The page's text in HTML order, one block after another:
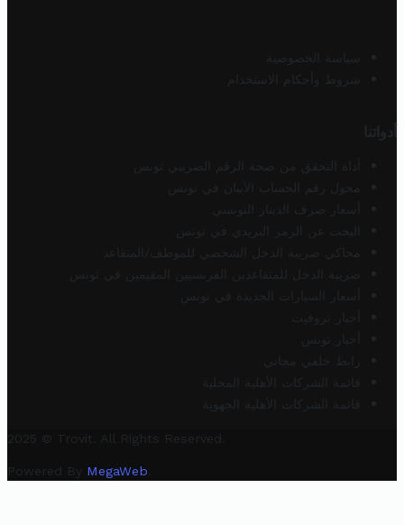
سياسة الخصوصية
شروط وأحكام الاستخدام
أدواتنا
أداة التحقق من صحة الرقم الضريبي تونس
محول رقم الحساب الآيبان في تونس
أسعار صرف الدينار التونسي
البحث عن الرمز البريدي في تونس
محاكي ضريبة الدخل الشخصي للموظف/المتقاعد
ضريبة الدخل للمتقاعدين الفرنسيين المقيمين في تونس
أسعار السيارات الجديدة في تونس
أخبار تروفيت
أخبار تونس
رابط خلفي مجاني
قائمة الشركات الأهلية المحلية
قائمة الشركات الأهلية الجهوية
2025 © Trovit. All Rights Reserved.
Powered By MegaWeb